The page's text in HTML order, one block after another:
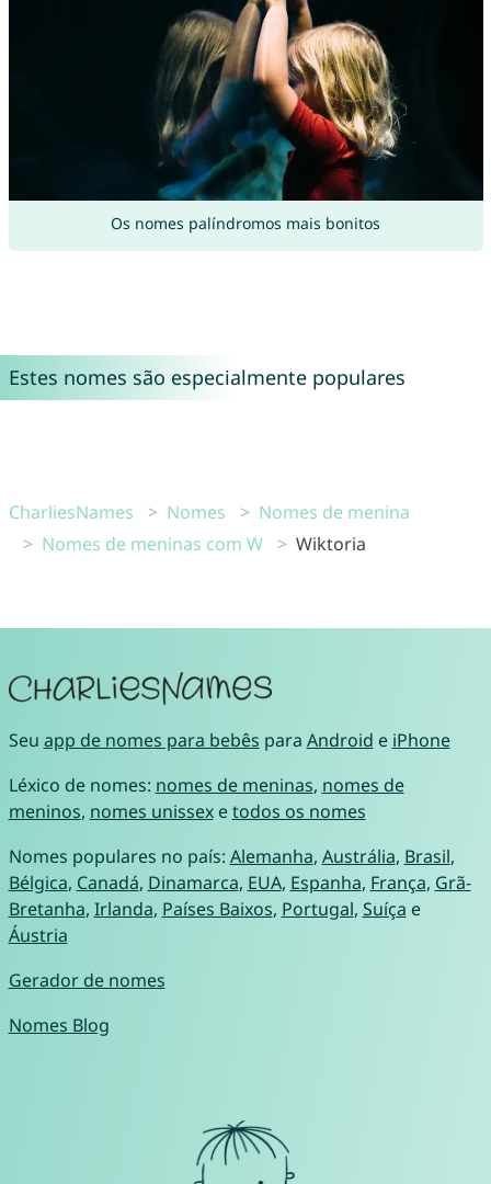
Os nomes palíndromos mais bonitos
Estes nomes são especialmente populares
CharliesNames Nomes
Nomes de menina
Nomes de meninas com W
Wiktoria
Seu app de nomes para bebês para Android e iPhone
Léxico de nomes: nomes de meninas, nomes de
meninos, nomes unissexetodos os nomes
Nomes populares no país: Alemanha, Austrália, Brasil,
Bélgica, Canadá, Dinamarca, EUA, Espanha, França, Grã-
Bretanha, Irlanda, Países Baixos, Portugal, Suíça e
Áustria
Gerador de nomes
Nomes Blog